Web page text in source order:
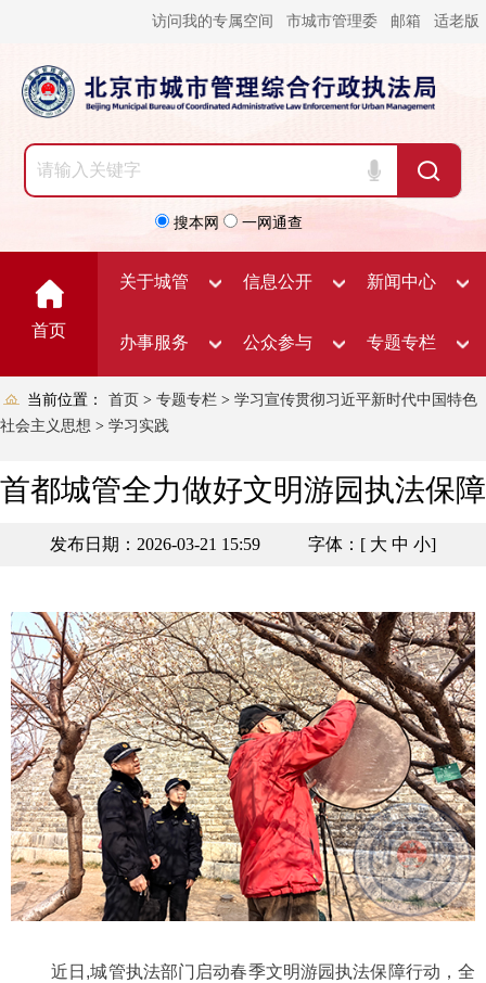
访问我的专属空间 市城市管理委 邮箱 适老版
搜本网 一网通查
首页
关于城管 信息公开 新闻中心
办事服务 公众参与 专题专栏
当前位置： 首页 > 专题专栏 > 学习宣传贯彻习近平新时代中国特色
社会主义思想 > 学习实践
首都城管全力做好文明游园执法保障
发布日期：2026-03-21 15:59 字体：[ 大 中 小]
近日,城管执法部门启动春季文明游园执法保障行动，全